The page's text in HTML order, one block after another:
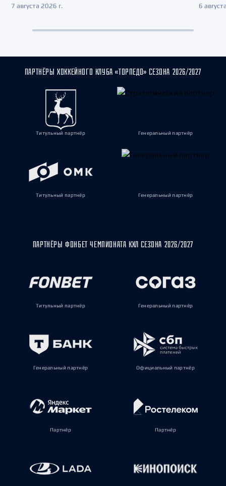
7 августа 2026 г. 6
ПАРТНЁРЫ ХОККЕЙНОГО КЛУБА «ТОРПЕДО» СЕЗОНА 2026/2027
Титульный партнёр Генеральный партнёр
Титульный партнёр Генеральный партнёр
ПАРТНЁРЫ ФОНБЕТ ЧЕМПИОНАТА КХЛ СЕЗОНА 2026/2027
Титульный партнёр Генеральный партнёр
Генеральный партнёр Официальный партнёр
Партнёр Партнёр